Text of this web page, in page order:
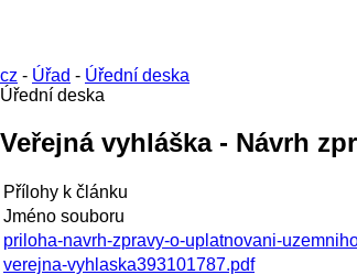
cz - Úřad - Úřední deska
Úřední deska
Veřejná vyhláška - Návrh
Přílohy k článku
Jméno souboru
priloha-navrh-zpravy-o-uplatnovani-
verejna-vyhlaska393101787.pdf